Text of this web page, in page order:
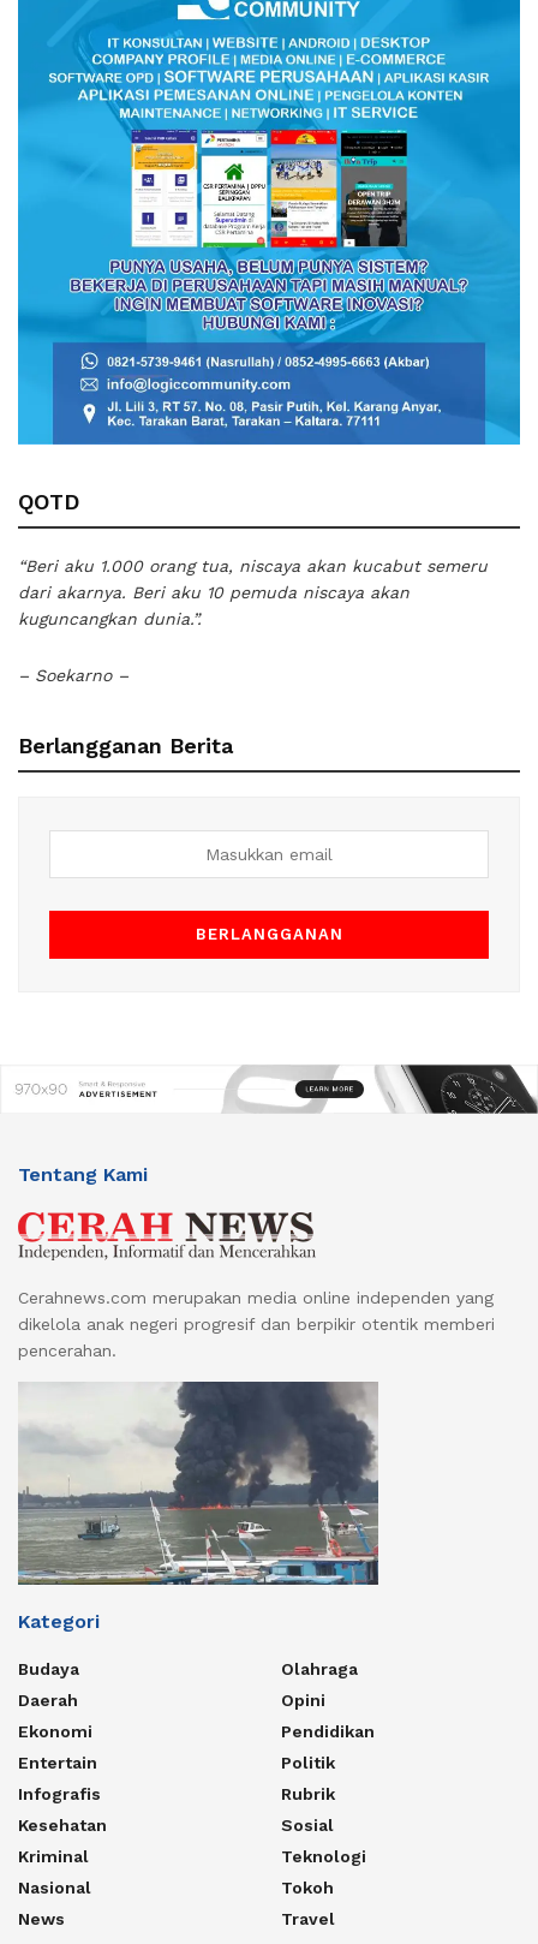
QOTD
“Beri aku 1.000 orang tua, niscaya akan kucabut semeru
dari akarnya. Beri aku 10 pemuda niscaya akan
kuguncangkan dunia.”.
– Soekarno –
Berlangganan Berita
Tentang Kami
Cerahnews.com merupakan media online independen yang
dikelola anak negeri progresif dan berpikir otentik memberi
pencerahan.
Kategori
Budaya
Daerah
Ekonomi
Entertain
Infografis
Kesehatan
Kriminal
Nasional
News
Olahraga
Opini
Pendidikan
Politik
Rubrik
Sosial
Teknologi
Tokoh
Travel